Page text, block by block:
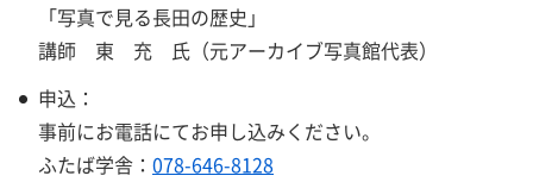
「写真で見る長田の歴史」
講師 東 充 氏（元アーカイブ写真館代表）
申込：
事前にお電話にてお申し込みください。
ふたば学舎： 078-646-8128